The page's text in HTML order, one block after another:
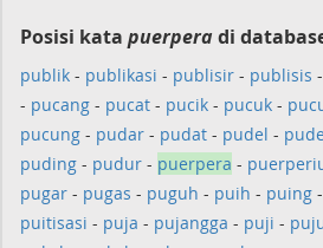
Posisi kata puerperadi
publik - publikasi - publisir - publisis -
- pucang - pucat - pucik - pucuk -
pucung - pudar - pudat - pudel -
puding - pudur - puerpera -
pugar - pugas - puguh - puih - puing -
puitisasi - puja - pujangga - puji -